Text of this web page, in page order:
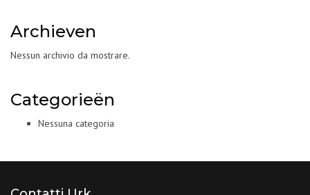
Archieven
Nessun archivio da mostrare.
Categorieën
Nessuna categoria